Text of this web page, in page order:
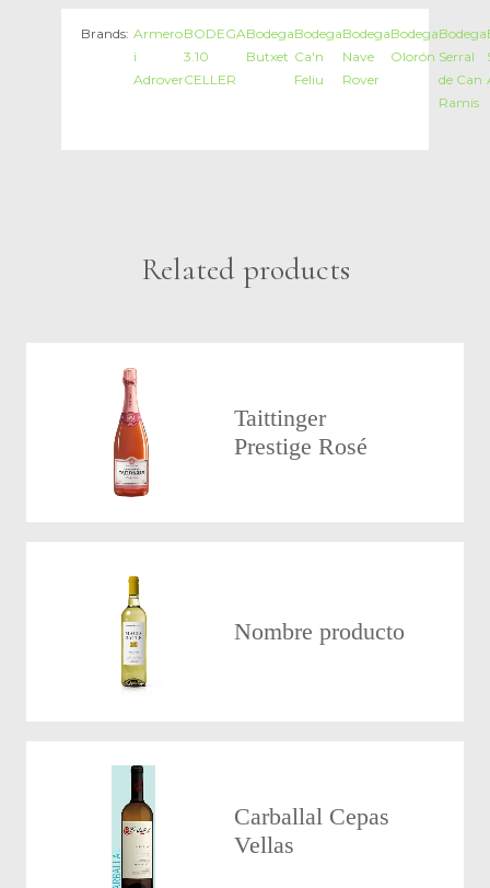
Brands: Armero
i
Adrover
BODEGA
3.10
CELLER
Bodega
Butxet
Bodega
Ca'n
Feliu
Bodega
Nave
Rover
Bodega
Olorón
Bodega
Serral
de Can
Ramis
Related products
Taittinger
Prestige Rosé
Nombre producto
Carballal Cepas
Vellas